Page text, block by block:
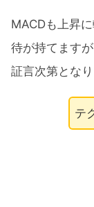
MACDも上昇
待が持てます
証言次第となり
テ